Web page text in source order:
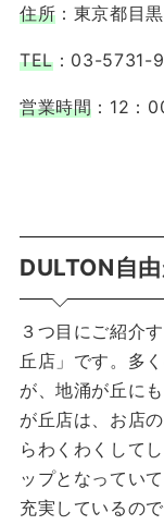
住所 ：東京都目
TEL：03-5731-
営業時間 ：12：
DULTON自
３つ目にご紹介
丘店」です。多
が、地涌が丘に
が丘店は、お店
らわくわくして
ップとなってい
充実しているの